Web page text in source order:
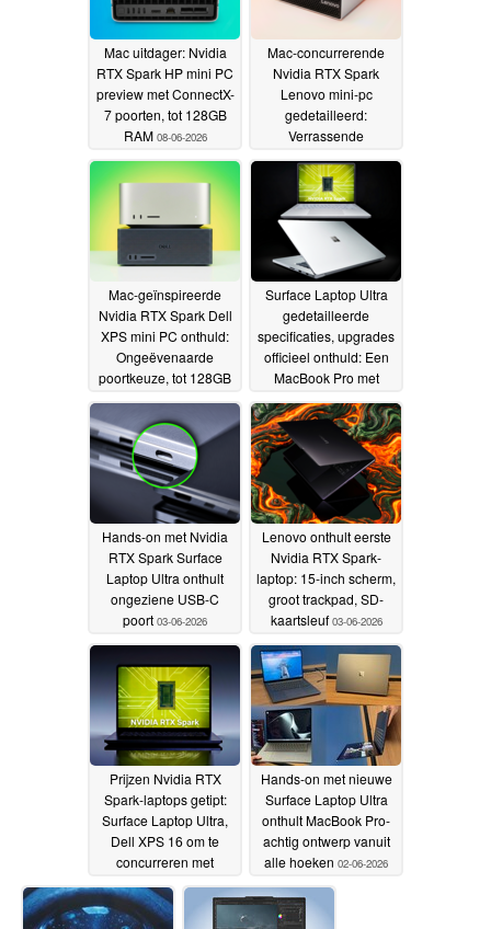
Mac uitdager: Nvidia
RTX Spark HP mini PC
preview met ConnectX-
7 poorten, tot 128GB
RAM 08-06-2026
Mac-concurrerende
Nvidia RTX Spark
Lenovo mini-pc
gedetailleerd:
Verrassende
RAM08-06-2026
Mac-geïnspireerde
Nvidia RTX Spark Dell
XPS mini PC onthuld:
Ongeëvenaarde
poortkeuze, tot 128GB
08-06-2026
Surface Laptop Ultra
gedetailleerde
specificaties, upgrades
officieel onthuld: Een
MacBook Pro met
04-06-2026
Hands-on met Nvidia
RTX Spark Surface
Laptop Ultra onthult
ongeziene USB-C
poort 03-06-2026
Lenovo onthult eerste
Nvidia RTX Spark-
laptop: 15-inch scherm,
groot trackpad, SD-
kaartsleuf 03-06-2026
Prijzen Nvidia RTX
Spark-laptops getipt:
Surface Laptop Ultra,
Dell XPS 16 om te
concurreren met
03-06-2026
Hands-on met nieuwe
Surface Laptop Ultra
onthult MacBook Pro-
achtig ontwerp vanuit
alle hoeken 02-06-2026